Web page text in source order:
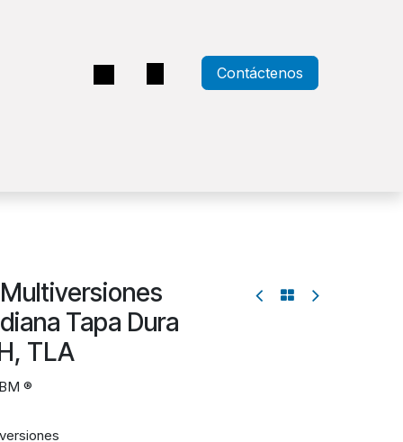
Contáctenos
Tapa Dura
TLA
®